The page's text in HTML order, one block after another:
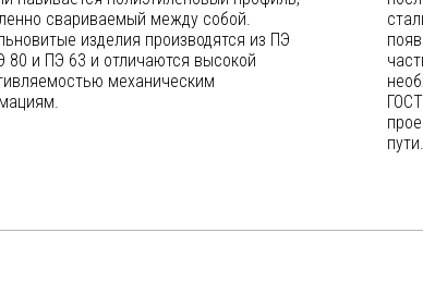
свариваемый между собой.
изделия производятся из ПЭ
80 и ПЭ 63 и отличаются высокой
механическим
пути.